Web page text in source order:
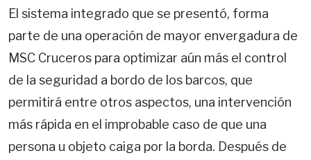
El sistema integrado que se presentó, forma
parte de una operación de mayor envergadura de
MSC Cruceros para optimizar aún más el control
de la seguridad a bordo de los barcos, que
permitirá entre otros aspectos, una intervención
más rápida en el improbable caso de que una
persona u objeto caiga por la borda. Después de